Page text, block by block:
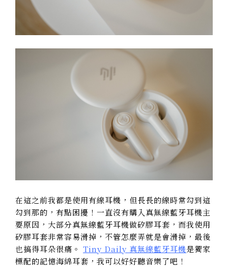
在這之前我都是使用有線耳機，但長長的線時常勾到這
勾到那的，有點困擾！一直沒有購入真無線藍牙耳機主
要原因，大部分真無線藍牙耳機做矽膠耳套，而我使用
矽膠耳套非常容易滑掉，不管怎麼弄就是會滑掉，最後
也搞得耳朵很痛。 Tiny Daily 真無線藍牙耳機是獨家
標配的記憶海綿耳套，我可以好好聽音樂了吧！